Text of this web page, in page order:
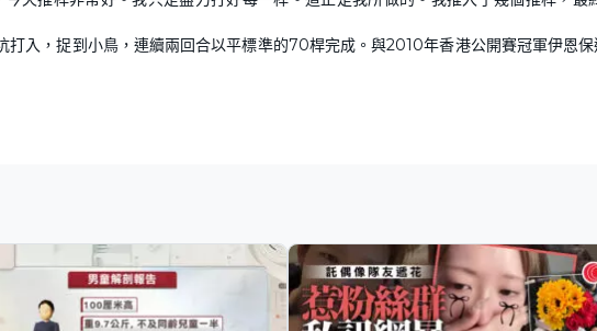
打入，捉到小鳥，連續兩回合以平標準的70桿完成。與2010年香港公開賽冠軍伊恩